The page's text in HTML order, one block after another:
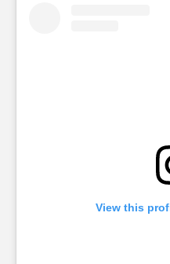
View this